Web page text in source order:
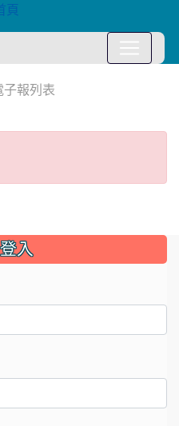
子報列表
入